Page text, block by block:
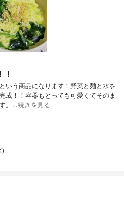
！
いう商品になります！野菜と麺と水を
成！！容器もとっても可愛くてそのま
。…続きを見る
)